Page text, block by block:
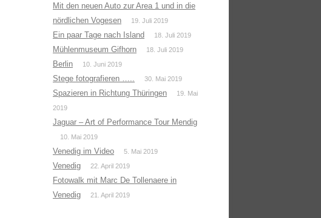
Mit den neuen Auto zur Area 1 und in die
nördlichen Vogesen
19. Juli 2019
Ein paar Tage nach Island 18. Juli 2019
Mühlenmuseum Gifhorn 18. Juli 2019
Berlin 10. Juni 2019
Stege fotografieren ….. 30. Mai 2019
Spazieren in Richtung Thüringen
19. Mai
2019
Jaguar – Art of Performance Tour Mendig
10. Mai 2019
Venedig im Video 5. Mai 2019
Venedig 22. April 2019
Fotowalk mit Marc De Tollenaere in
Venedig
21. April 2019